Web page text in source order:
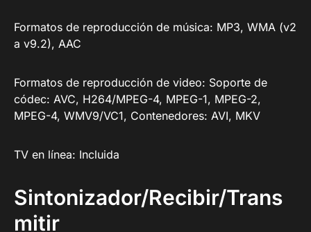
Formatos de reproducción de música: MP3, WMA (v2
a v9.2), AAC
Formatos de reproducción de video: Soporte de
códec: AVC, H264/MPEG-4, MPEG-1, MPEG-2,
MPEG-4, WMV9/VC1, Contenedores: AVI, MKV
TV en línea: Incluida
Sintonizador/Recibir/Trans
mitir